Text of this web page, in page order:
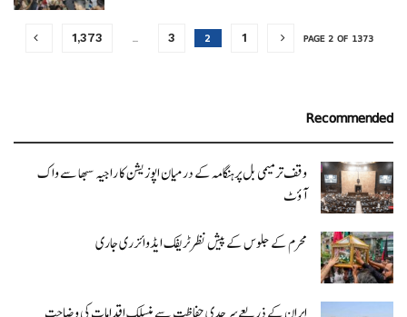
PAGE 2 OF 1373
1
2
3
…
1,373
Recommended
وقف ترمیمی بل پرہنگامہ کے درمیان اپوزیشن کا راجیہ سبھا سے واک
آؤٹ
محرم کے جلوس کے پیش نظر ٹریفک ایڈوائزری جاری